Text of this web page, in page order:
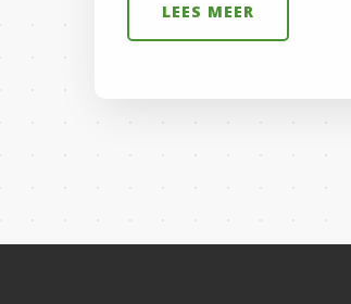
LEES MEER